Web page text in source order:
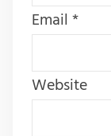
Email*
Website